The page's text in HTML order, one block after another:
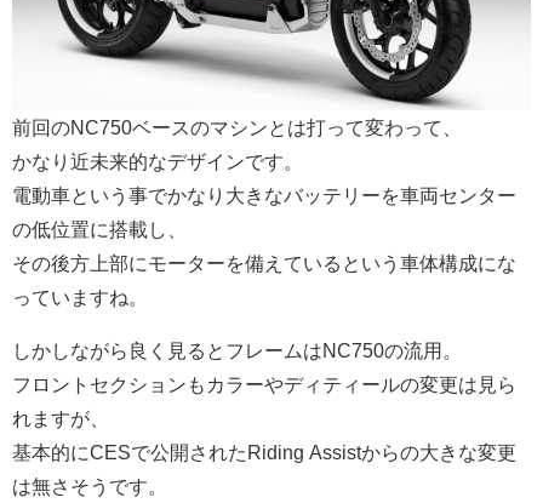
前回のNC750ベースのマシンとは打って変わって、
かなり近未来的なデザインです。
電動車という事でかなり大きなバッテリーを車両センター
の低位置に搭載し、
その後方上部にモーターを備えているという車体構成にな
っていますね。
しかしながら良く見るとフレームはNC750の流用。
フロントセクションもカラーやディティールの変更は見ら
れますが、
基本的にCESで公開されたRiding Assistからの大きな変更
は無さそうです。